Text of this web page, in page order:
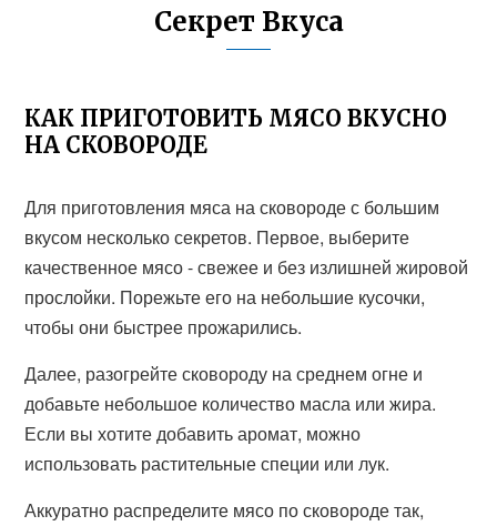
Секрет Вкуса
КАК ПРИГОТОВИТЬ МЯСО ВКУСНО
НА СКОВОРОДЕ
Для приготовления мяса на сковороде с большим
вкусом несколько секретов. Первое, выберите
качественное мясо - свежее и без излишней жировой
прослойки. Порежьте его на небольшие кусочки,
чтобы они быстрее прожарились.
Далее, разогрейте сковороду на среднем огне и
добавьте небольшое количество масла или жира.
Если вы хотите добавить аромат, можно
использовать растительные специи или лук.
Аккуратно распределите мясо по сковороде так,